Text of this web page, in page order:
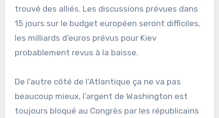
trouvé des alliés. Les discussions prévues dans
15 jours sur le budget européen seront difficiles,
les milliards d’euros prévus pour Kiev
probablement revus à la baisse.
De l’autre côté de l’Atlantique ça ne va pas
beaucoup mieux, l’argent de Washington est
toujours bloqué au Congrès par les républicains